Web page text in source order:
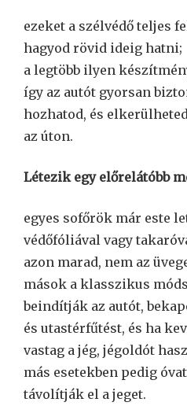
ezeket a szélvédő teljes
hagyod rövid ideig hatni;
a legtöbb ilyen
így az autót gyorsan
hozhatod, és
az úton.
Létezik egy előrelátóbb
egyes sofőrök már este
védőfóliával vagy
azon marad, nem az
mások a klasszikus
beindítják az autót,
és utastérfűtést, és ha
vastag a jég, jégoldót
más esetekben pedig
távolítják el a jeget.